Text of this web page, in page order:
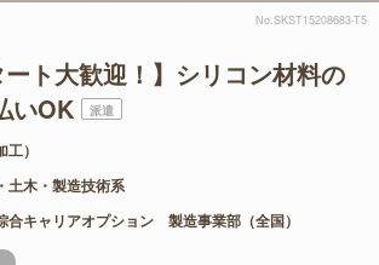
No.SKST15208683-T5
ート大歓迎！】シリコン材料の
いOK
派遣
）
土木・製造技術系
合キャリアオプション 製造事業部（全国）